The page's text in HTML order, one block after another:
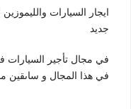
ايجار السيارات
جديد
في مجال تأجير
في هذا المجال و ساىقين